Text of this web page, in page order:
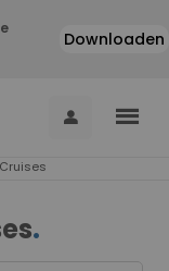
Downloaden
person menu
.